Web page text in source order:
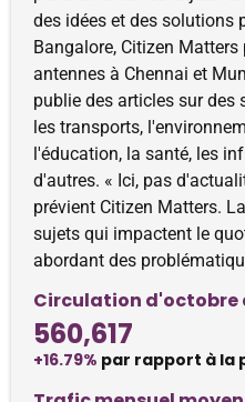
des idées et des solutions
Bangalore, Citizen
antennes à Chennai et
publie des articles sur des
les transports,
l'éducation, la santé, les
d'autres. « Ici, pas
prévient Citizen Matters.
sujets qui impactent le
abordant des
Circulation d'octobre
560,617
+16.79% par rapport à la